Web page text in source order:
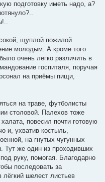
подготовку иметь надо, а?
щуплой пожилой
молодым. А кроме того
очень легко различить в
госпиталя, поручая
на приёмы пищи,
на траве, футболисты
столовой. Палехов тоже
повесил почти готовую
и, ухватив костыль,
на гнутых чугунных
Тут же один из проходивших
руку, помогая. Благодарно
последовать за
шелест листьев